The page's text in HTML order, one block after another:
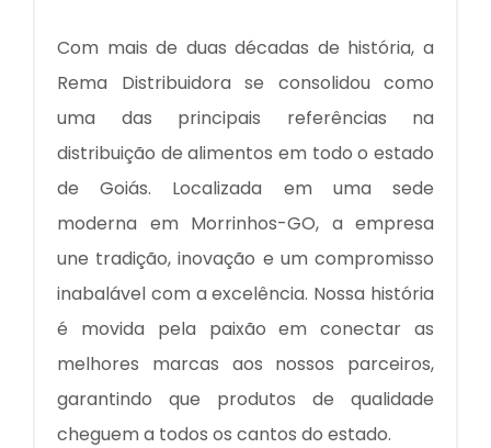
Com mais de duas décadas de história, a
Rema Distribuidora se consolidou como
uma das principais referências na
distribuição de alimentos em todo o estado
de Goiás. Localizada em uma sede
moderna em Morrinhos-GO, a empresa
une tradição, inovação e um compromisso
inabalável com a excelência. Nossa história
é movida pela paixão em conectar as
melhores marcas aos nossos parceiros,
garantindo que produtos de qualidade
cheguem a todos os cantos do estado.